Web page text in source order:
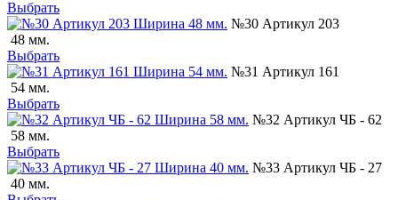
Выбрать
№30 Артикул 203
48 мм.
Выбрать
№31 Артикул 161
54 мм.
Выбрать
№32 Артикул ЧБ - 62
58 мм.
Выбрать
№33 Артикул ЧБ - 27
40 мм.